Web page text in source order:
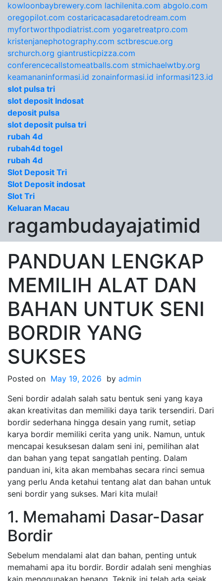
kowloonbaybrewery.com lachilenita.com abgolo.com
oregopilot.com costaricacasadaretodream.com
myfortworthpodiatrist.com yogaretreatpro.com
kristenjanephotography.com sctbrescue.org
srchurch.org giantrusticpizza.com
conferencecallstomeatballs.com stmichaelwtby.org
keamananinformasi.id zonainformasi.id informasi123.id
slot pulsa tri
slot deposit Indosat
deposit pulsa
slot deposit pulsa tri
rubah 4d
rubah4d togel
rubah 4d
Slot Deposit Tri
Slot Deposit indosat
Slot Tri
Keluaran Macau
ragambudayajatimid
PANDUAN LENGKAP
MEMILIH ALAT DAN
BAHAN UNTUK SENI
BORDIR YANG
SUKSES
Posted on May 19, 2026 by admin
Seni bordir adalah salah satu bentuk seni yang kaya
akan kreativitas dan memiliki daya tarik tersendiri. Dari
bordir sederhana hingga desain yang rumit, setiap
karya bordir memiliki cerita yang unik. Namun, untuk
mencapai kesuksesan dalam seni ini, pemilihan alat
dan bahan yang tepat sangatlah penting. Dalam
panduan ini, kita akan membahas secara rinci semua
yang perlu Anda ketahui tentang alat dan bahan untuk
seni bordir yang sukses. Mari kita mulai!
1. Memahami Dasar-Dasar
Bordir
Sebelum mendalami alat dan bahan, penting untuk
memahami apa itu bordir. Bordir adalah seni menghias
kain menggunakan benang. Teknik ini telah ada sejak